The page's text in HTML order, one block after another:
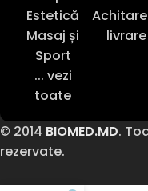
Estetică
Masaj și
Sport
... vezi
toate
livrare
© 2014 BIOMED.MD.
rezervate.